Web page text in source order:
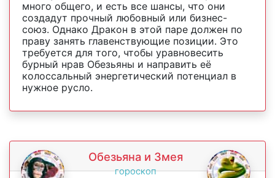
много общего, и есть все шансы, что они
создадут прочный любовный или бизнес-
союз. Однако Дракон в этой паре должен по
праву занять главенствующие позиции. Это
требуется для того, чтобы уравновесить
бурный нрав Обезьяны и направить её
колоссальный энергетический потенциал в
нужное русло.
Обезьяна и Змея
гороскоп